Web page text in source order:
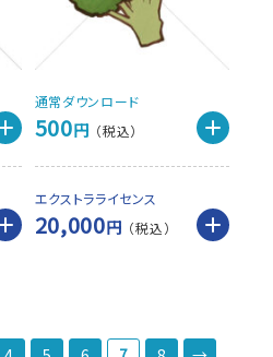
通常ダウンロード
500円
エクストラライセンス
20,000円